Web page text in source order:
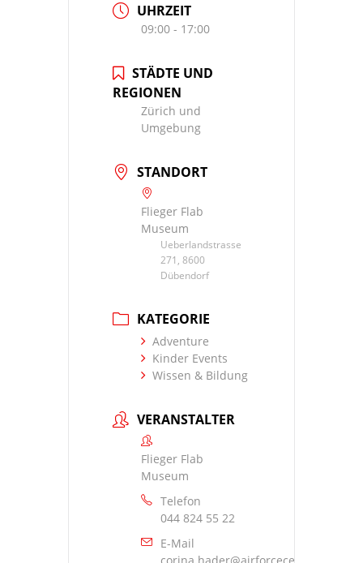
UHRZEIT
09:00 - 17:00
STÄDTE UND
REGIONEN
Zürich und
Umgebung
STANDORT
Flieger Flab
Museum
Ueberlandstrasse
271, 8600
Dübendorf
KATEGORIE
Adventure
Kinder Events
Wissen & Bildung
VERANSTALTER
Flieger Flab
Museum
Telefon
044 824 55 22
E-Mail